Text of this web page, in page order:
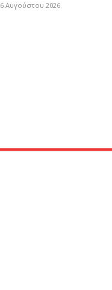
6 Αυγούστου 2026